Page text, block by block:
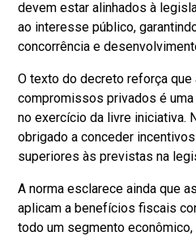
devem estar alinhados à
ao interesse público,
concorrência e
O texto do decreto reforça que
compromissos privados é
no exercício da livre iniciativa.
obrigado a conceder
superiores às previstas na
A norma esclarece ainda que
aplicam a benefícios fiscais
todo um segmento